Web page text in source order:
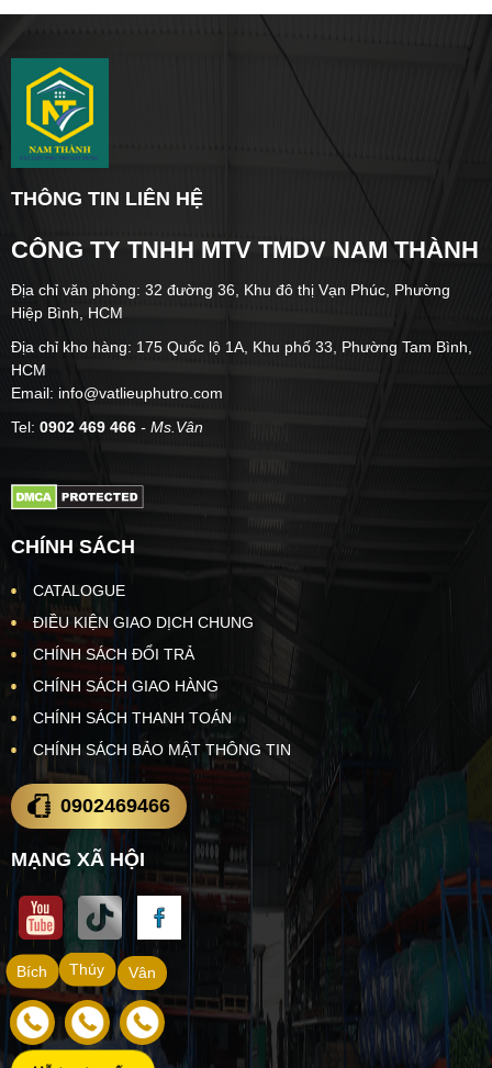
THÔNG TIN LIÊN HỆ
CÔNG TY TNHH MTV TMDV NAM THÀNH
Địa chỉ văn phòng: 32 đường 36, Khu đô thị Vạn Phúc, Phường
Hiệp Bình, HCM
Địa chỉ kho hàng: 175 Quốc lộ 1A, Khu phố 33, Phường Tam Bình,
HCM
Email: info@vatlieuphutro.com
Tel: 0902 469 466 - Ms.Vân
CHÍNH SÁCH
CATALOGUE
ĐIỀU KIỆN GIAO DỊCH CHUNG
CHÍNH SÁCH ĐỔI TRẢ
CHÍNH SÁCH GIAO HÀNG
CHÍNH SÁCH THANH TOÁN
CHÍNH SÁCH BẢO MẬT THÔNG TIN
0902469466
MẠNG XÃ HỘI
Vân
Thúy
Bích